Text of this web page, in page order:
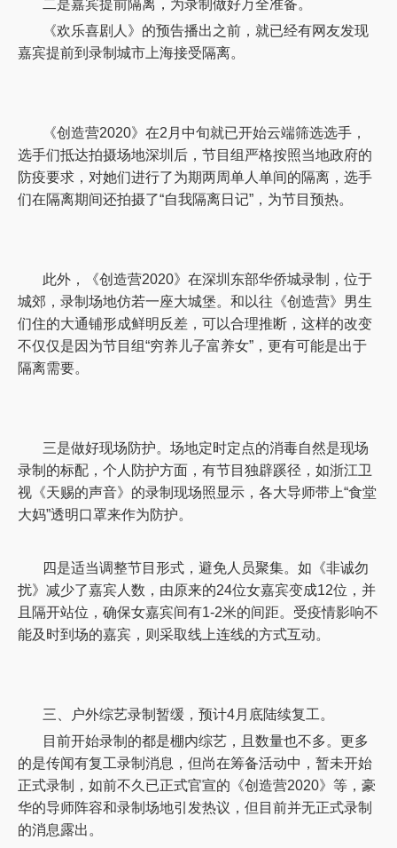
二是嘉宾提前隔离，为录制做好万全准备。
《欢乐喜剧人》的预告播出之前，就已经有网友发现
嘉宾提前到录制城市上海接受隔离。
《创造营2020》在2月中旬就已开始云端筛选选手，
选手们抵达拍摄场地深圳后，节目组严格按照当地政府的
防疫要求，对她们进行了为期两周单人单间的隔离，选手
们在隔离期间还拍摄了“自我隔离日记”，为节目预热。
此外，《创造营2020》在深圳东部华侨城录制，位于
城郊，录制场地仿若一座大城堡。和以往《创造营》男生
们住的大通铺形成鲜明反差，可以合理推断，这样的改变
不仅仅是因为节目组“穷养儿子富养女”，更有可能是出于
隔离需要。
三是做好现场防护。场地定时定点的消毒自然是现场
录制的标配，个人防护方面，有节目独辟蹊径，如浙江卫
视《天赐的声音》的录制现场照显示，各大导师带上“食堂
大妈”透明口罩来作为防护。
四是适当调整节目形式，避免人员聚集。如《非诚勿
扰》减少了嘉宾人数，由原来的24位女嘉宾变成12位，并
且隔开站位，确保女嘉宾间有1-2米的间距。受疫情影响不
能及时到场的嘉宾，则采取线上连线的方式互动。
三、户外综艺录制暂缓，预计4月底陆续复工。
目前开始录制的都是棚内综艺，且数量也不多。更多
的是传闻有复工录制消息，但尚在筹备活动中，暂未开始
正式录制，如前不久已正式官宣的《创造营2020》等，豪
华的导师阵容和录制场地引发热议，但目前并无正式录制
的消息露出。